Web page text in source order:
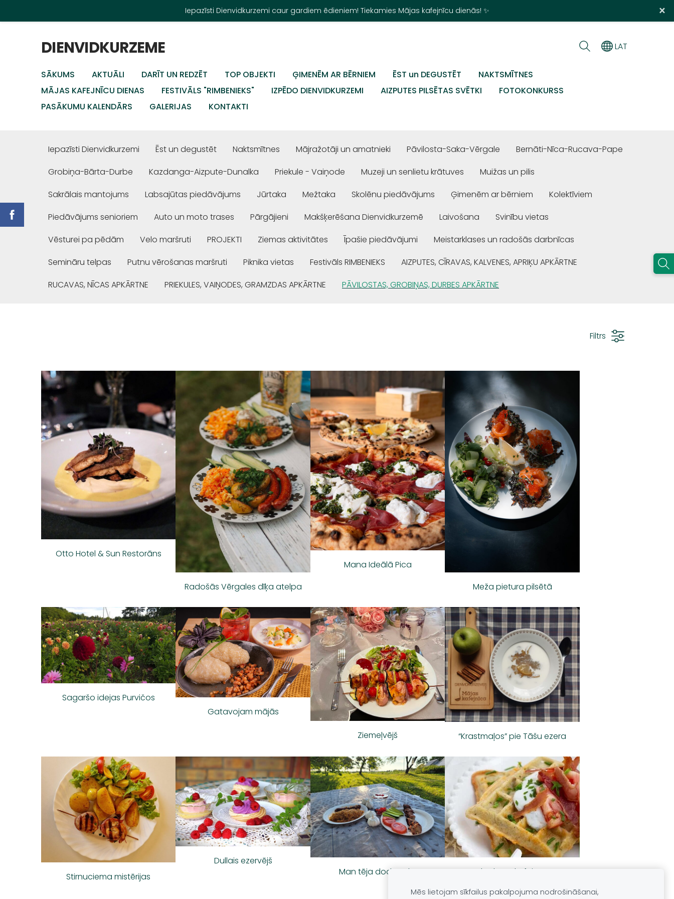
Iepazīsti Dienvidkurzemi caur gardiem ēdieniem! Tiekamies Mājas kafejnīcu dienās! ✨ ×
DIENVIDKURZEME
SĀKUMS AKTUĀLI DARĪT UN REDZĒT TOP OBJEKTI ĢIMENĒM AR BĒRNIEM ĒST un DEGUSTĒT
NAKTSMĪTNES
MĀJAS KAFEJNĪCU DIENAS
FESTIVĀLS "RIMBENIEKS" IZPĒDO DIENVIDKURZEMI AIZPUTES PILSĒTAS SVĒTKI
FOTOKONKURSS
PASĀKUMU KALENDĀRS
GALERIJAS KONTAKTI
LAT
Iepazīsti Dienvidkurzemi Ēst un degustēt Naktsmītnes Mājražotāji un amatnieki Pāvilosta-Saka-Vērgale
Bernāti-Nīca-Rucava-Pape
Grobiņa-Bārta-Durbe
Kazdanga-Aizpute-Dunalka Priekule - Vaiņode Muzeji un senlietu krātuves
Muižas un pilis
Sakrālais mantojums
Labsajūtas piedāvājums Jūrtaka Mežtaka Skolēnu piedāvājums Ģimenēm ar bērniem
Kolektīviem
Piedāvājums senioriem
Auto un moto trases Pārgājieni Makšķerēšana Dienvidkurzemē Laivošana
Svinību vietas
Vēsturei pa pēdām
Velo maršruti PROJEKTI Ziemas aktivitātes Īpašie piedāvājumi
Meistarklases un radošās darbnīcas
Semināru telpas
Putnu vērošanas maršruti Piknika vietas Festivāls RIMBENIEKS
AIZPUTES, CĪRAVAS, KALVENES, APRIĶU APKĀRTNE
RUCAVAS, NĪCAS APKĀRTNE
PRIEKULES, VAIŅODES, GRAMZDAS APKĀRTNE PĀVILOSTAS, GROBIŅAS, DURBES APKĀRTNE
Filtrs
Otto Hotel & Sun Restorāns
Radošās Vērgales dīķa atelpa
Mana Ideālā Pica
Meža pietura pilsētā
Sagaršo idejas Purvičos
Gatavojam mājās
Ziemeļvējš “Krastmaļos” pie Tāšu ezera
Stirnuciema mistērijas
Dullais ezervējš
Man tēja dod spēku
Sīļu dārza kafejnīca
Mēs lietojam sīkfailus pakalpojuma nodrošināšanai,